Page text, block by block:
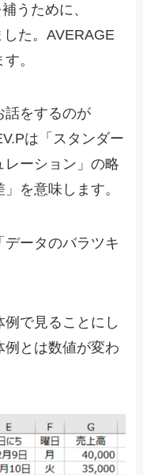
うために、
した。AVERAGE
。
話をするのが
は「スタンダー
レーション」の略
を意味します。
ータのバラツキ
で見ることにし
例とは数値が変わ